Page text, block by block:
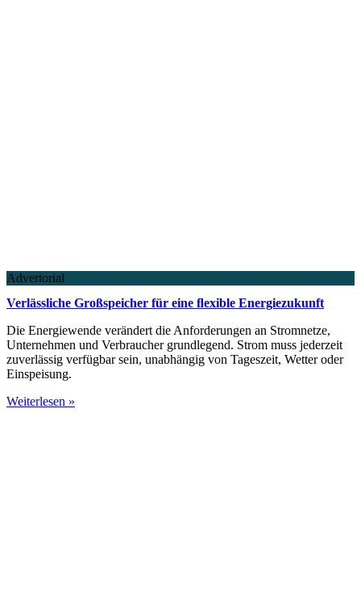
Advertorial
Verlässliche Großspeicher für eine ﬂexible Energiezukunft
Die Energiewende verändert die Anforderungen an Stromnetze,
Unternehmen und Verbraucher grundlegend. Strom muss jederzeit
zuverlässig verfügbar sein, unabhängig von Tageszeit, Wetter oder
Einspeisung.
Weiterlesen »